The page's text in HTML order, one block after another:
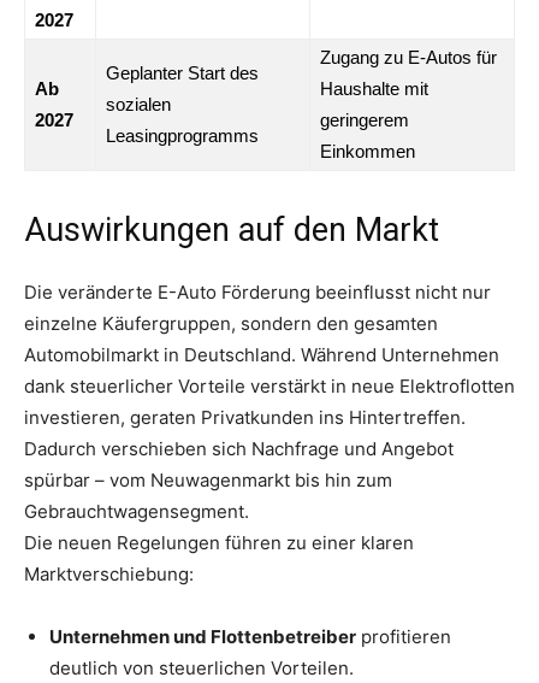
2027
Ab
2027
Geplanter Start des
sozialen
Leasingprogramms
Zugang zu E-Autos für
Haushalte mit
geringerem
Einkommen
Auswirkungen auf den Markt
Die veränderte E-Auto Förderung beeinflusst nicht nur
einzelne Käufergruppen, sondern den gesamten
Automobilmarkt in Deutschland. Während Unternehmen
dank steuerlicher Vorteile verstärkt in neue Elektroflotten
investieren, geraten Privatkunden ins Hintertreffen.
Dadurch verschieben sich Nachfrage und Angebot
spürbar – vom Neuwagenmarkt bis hin zum
Gebrauchtwagensegment.
Die neuen Regelungen führen zu einer klaren
Marktverschiebung:
Unternehmen und Flottenbetreiber profitieren
deutlich von steuerlichen Vorteilen.